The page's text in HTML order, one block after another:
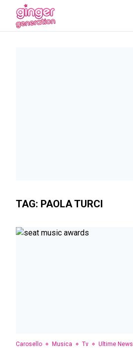
TAG: PAOLA TURCI
Carosello Musica Tv Ultime News